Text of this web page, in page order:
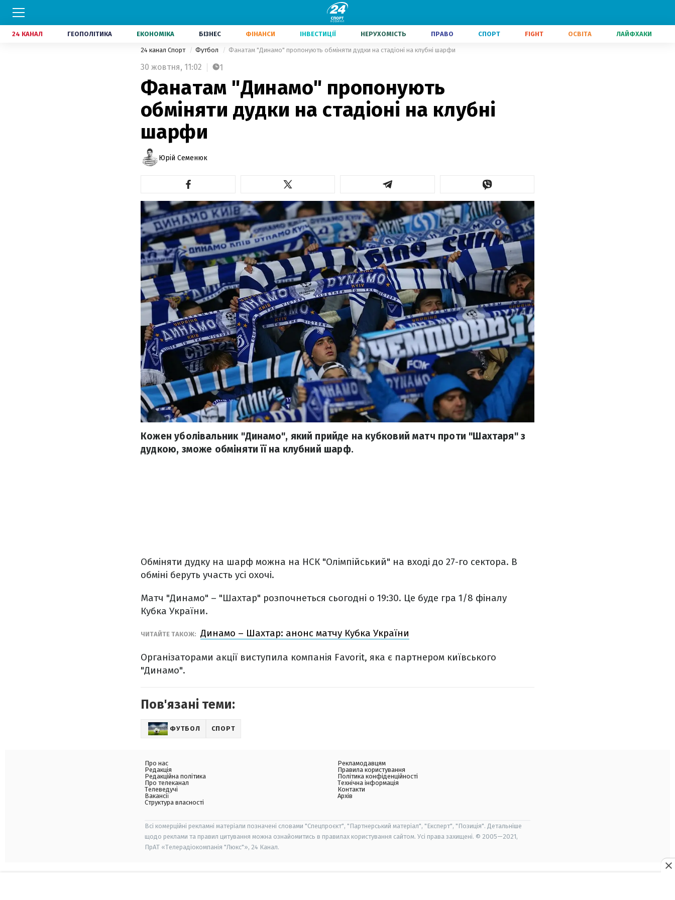
24 КАНАЛ ГЕОПОЛІТИКА ЕКОНОМІКА БІЗНЕС ФІНАНСИ ІНВЕСТИЦІЇ НЕРУХОМІСТЬ ПРАВО СПОРТ FIGHT ОСВІТА ЛАЙФХАКИ
24 канал Спорт Футбол Фанатам "Динамо" пропонують обміняти дудки на стадіоні на клубні шарфи
30 жовтня, 11:02 1
Фанатам "Динамо" пропонують
обміняти дудки на стадіоні на клубні
шарфи
Юрій Семенюк
Кожен уболівальник "Динамо", який прийде на кубковий матч проти "Шахтаря" з
дудкою, зможе обміняти її на клубний шарф.
Обміняти дудку на шарф можна на НСК "Олімпійський" на вході до 27-го сектора. В
обміні беруть участь усі охочі.
Матч "Динамо" – "Шахтар" розпочнеться сьогодні о 19:30. Це буде гра 1/8 фіналу
Кубка України.
ЧИТАЙТЕ ТАКОЖ: Динамо – Шахтар: анонс матчу Кубка України
Організаторами акції виступила компанія Favorit, яка є партнером київського
"Динамо".
Пов'язані теми:
ФУТБОЛ СПОРТ
Про нас
Редакція
Редакційна політика
Про телеканал
Телеведучі
Вакансії
Структура власності
Рекламодавцям
Правила користування
Політика конфіденційності
Технічна інформація
Контакти
Архів
Всі комерційні рекламні матеріали позначені словами "Спецпроєкт", "Партнерський матеріал", "Експерт", "Позиція". Детальніше
щодо реклами та правил цитування можна ознайомитись в правилах користування сайтом. Усі права захищені. © 2005—2021,
ПрАТ «Телерадіокомпанія "Люкс"», 24 Канал.